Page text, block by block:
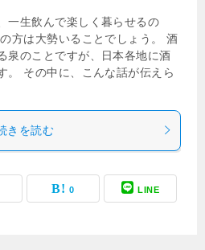
一生飲んで楽しく暮らせるの
方は大勢いることでしょう。 酒
泉のことですが、日本各地に酒
。 その中に、こんな話が伝えら
きを読む
0 LINE